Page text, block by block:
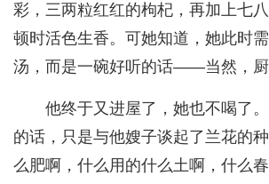
彩，三两粒红红的枸杞，再加上七
顿时活色生香。可她知道，她此时
汤，而是一碗好听的话——当然，厨
他终于又进屋了，她也不喝了
的话，只是与他嫂子谈起了兰花的
么肥啊，什么用的什么土啊，什么